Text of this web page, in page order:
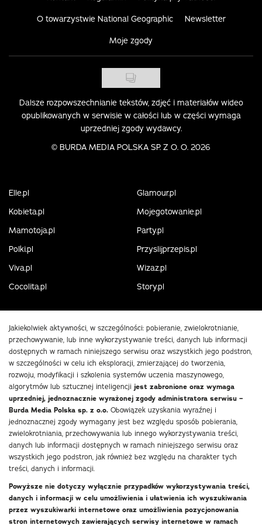
O towarzystwie National Geographic Newsletter
Moje zgody
Dalsze rozpowszechnianie tekstów, zdjęć i materiałów wideo
opublikowanych w serwisie w całości lub w części wymaga
uprzedniej zgody wydawcy.
© BURDA MEDIA POLSKA SP. Z O. O. 2026
Elle.pl
Glamour.pl
Kobieta.pl
Mojegotowanie.pl
Mamotoja.pl
Party.pl
Polki.pl
Przyslijprzepis.pl
Viva.pl
Wizaz.pl
Cocolita.pl
Story.pl
Jakiekolwiek aktywności, w szczególności: pobieranie, zwielokrotnianie,
przechowywanie, lub inne wykorzystywanie treści, danych lub informacji
dostępnych w ramach niniejszego serwisu oraz wszystkich jego podstron,
w szczególności w celu ich eksploracji, zmierzającej do tworzenia,
rozwoju, modyfikacji i szkolenia systemów uczenia maszynowego,
algorytmów lub sztucznej inteligencji jest zabronione oraz wymaga
uprzedniej, jednoznacznie wyrażonej zgody administratora serwisu –
Burda Media Polska sp. z o.o. Obowiązek uzyskania wyraźnej i
jednoznacznej zgody wymagany jest bez względu sposób pobierania,
zwielokrotniania, przechowywania lub innego wykorzystywania treści,
danych lub informacji dostępnych w ramach niniejszego serwisu oraz
wszystkich jego podstron, jak również bez względu na charakter tych
treści, danych i informacji.
Powyższe nie dotyczy wyłącznie przypadków wykorzystywania treści,
danych i informacji w celu umożliwienia i ułatwienia ich wyszukiwania
przez wyszukiwarki internetowe oraz umożliwienia pozycjonowania
stron internetowych zawierających serwisy internetowe w ramach